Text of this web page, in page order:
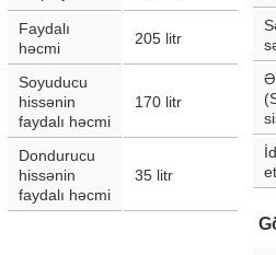
Faydalı
həcmi
205 litr
Soyuducu
hissənin
faydalı həcmi
170 litr
Dondurucu
hissənin
faydalı həcmi
35 litr